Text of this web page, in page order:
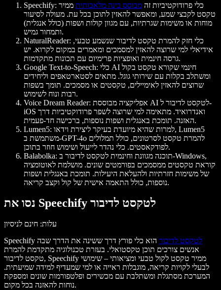
Speechify : כלי פרודוקטיביות זה מבוסס בינה מלאכותית ממיר
טקסט לקבצי שמע, ומאפשר להאזין לתוכן בכל עת. מעולה לסיעור
מוחות או משימות שגרתיות, עם מגוון קולות ושפות (כולל אנגלית)
ותמחור גמיש.
NaturalReader: כלי חזק להמרת טקסט לדיבור שנשמע טבעי,
אידיאלי למי שרוצה להאזין למסמכים ומאמרים במקום לקרוא. יש
גרסה חינמית ואופציות פרימיום עם תכונות מתקדמות.
Google Text-to-Speech: כלי AI חינמי שקורא טקסט בקול
ומשתלב בקלות עם שירותי גוגל. מתאים לסטארטאפים וליחידים
שרוצים להאזין לאימיילים, טקסטים או מסמכים. תומך בשפות
רבות ונוח לשימוש.
Voice Dream Reader: אפליקציה מבוססת AI לטקסט לדיבור ל-
iOS ואנדרואיד. מתאימה למי שרוצה לשפר פרודוקטיביות דרך
האזנה. תומכת באנגלית ושפות נוספות, ברכישה חד-פעמית.
Lumen5: למרות שהיא מיועדת בעיקר ליצירת וידאו, Lumen5
משתמשת ב-GPT-4o להמרת טקסט לסרטונים, כולל תמלולים
לפודקאסטים. כלי נהדר לייעול ושימוש חוזר בתוכן.
Balabolka: תוכנה מגוונת וחינמית לטקסט לדיבור ב-Windows,
קוראת טקסטים ממסמכים בפורמטים שונים. מושלמת לאוטומציה
של משימות חזרתיות ולהעלאת היעילות. תומכת באנגלית ושפות
נוספות, כולל התאמה אישית של קול וקצב קריאה.
נסו את Speechify לטקסט לדיבור
עלות: חינם לניסיון
Speechify
לטקסט לדיבור הוא כלי פורץ דרך ששינה את הדרך שבה
אנשים צורכים תוכן טקסטואלי. בעזרת טכנולוגיה מתקדמת להמרת
טקסט לדיבור, Speechify ממיר טקסט לקול טבעי ומציאותי – שימושי
לבעלי לקויות קריאה, מוגבלות ראייה או למי שמעדיף למידה שמיעתית.
המערכת מסתגלת ומשתלבת עם מכשירים ופלטפורמות שונים ומספקת
נוחות להאזנה בכל מקום.